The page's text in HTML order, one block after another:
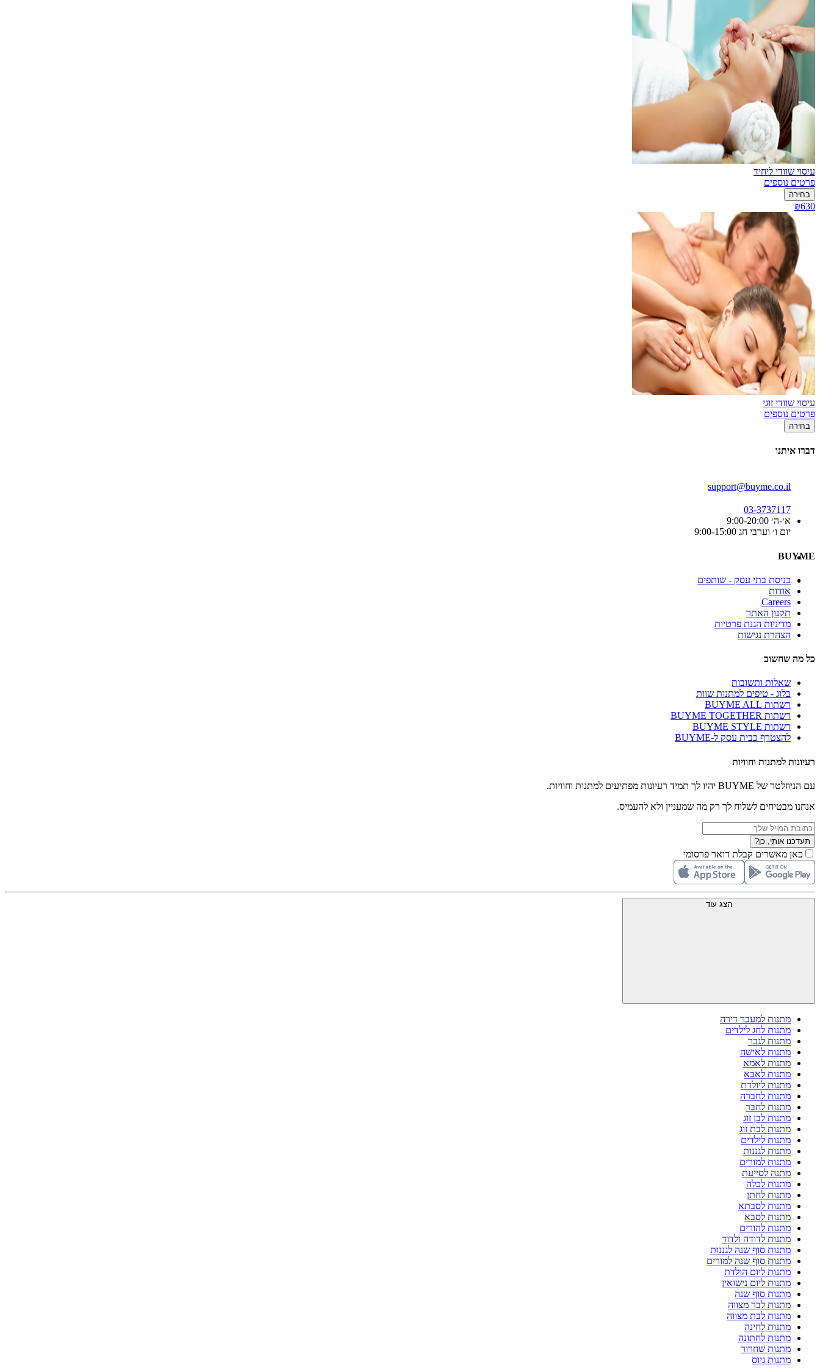
עיסוי שוודי ליחיד
פרטים נוספים
בחירה
₪630
עיסוי שוודי זוגי
פרטים נוספים
בחירה
דברו איתנו
support@buyme.co.il
03-3737117
א׳-ה׳ 9:00-20:00
יום ו׳ וערבי חג 9:00-15:00
BUYME
כניסת בתי עסק - שותפים
אודות
Careers
תקנון האתר
מדיניות הגנת פרטיות
הצהרת נגישות
כל מה שחשוב
שאלות ותשובות
בלוג - טיפים למתנות שוות
רשתות BUYME ALL
רשתות BUYME TOGETHER
רשתות BUYME STYLE
להצטרף כבית עסק ל-BUYME
רעיונות למתנות וחוויות
עם הניוזלטר של BUYME יהיו לך תמיד רעיונות מפתיעים למתנות וחוויות.
אנחנו מבטיחים לשלוח לך רק מה שמעניין ולא להעמיס.
תעדכנו אותי, כן?
כאן מאשרים קבלת דואר פרסומי
הצג עוד
מתנות למעבר דירה
מתנות לחג לילדים
מתנות לגבר
מתנות לאישה
מתנות לאמא
מתנות לאבא
מתנות ליולדת
מתנות לחברה
מתנות לחבר
מתנות לבן זוג
מתנות לבת זוג
מתנות לילדים
מתנות לגננות
מתנות למורים
מתנה לסייעת
מתנות לכלה
מתנות לחתן
מתנות לסבתא
מתנות לסבא
מתנות להורים
מתנות לדודה ולדוד
מתנות סוף שנה לגננות
מתנות סוף שנה למורים
מתנות ליום הולדת
מתנות ליום נישואין
מתנות סוף שנה
מתנות לבר מצווה
מתנות לבת מצווה
מתנות לחינה
מתנות לחתונה
מתנות שחרור
מתנות גיוס